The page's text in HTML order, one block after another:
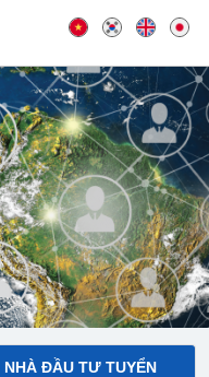
NHÀ ĐẦU TƯ TUYỂN